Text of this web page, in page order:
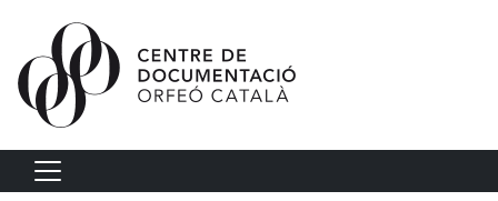
Vés al contingut
Navegació principal